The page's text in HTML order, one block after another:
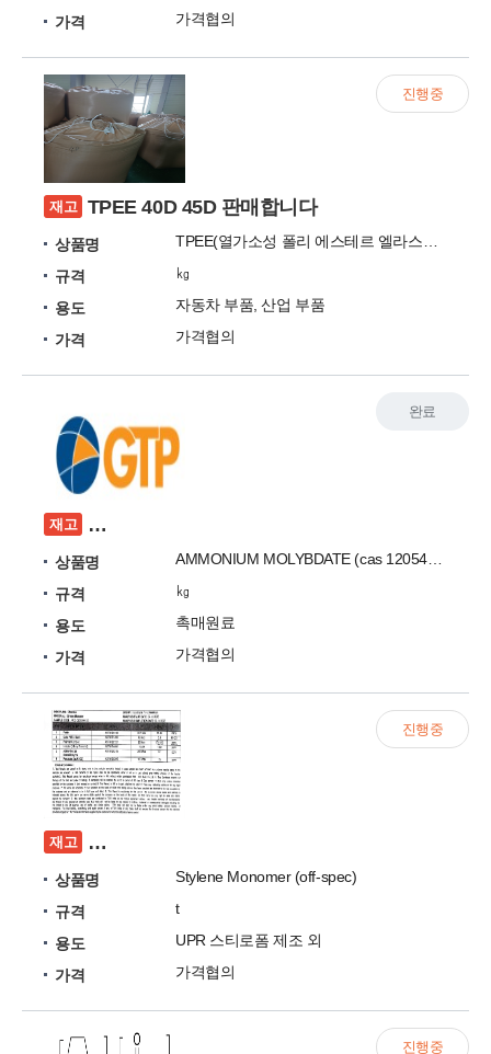
가격
가격협의
재고 TPEE 40D 45D 판매합니다
상품명
규격
㎏
용도
자동차 부품, 산업 부품
가격
가격협의
진행중
재고 AMMONIUM MOLYBDATE (cas 12054-85-
상품명
AMMONIUM MOLYBDATE (cas 12054-85-2), Ammonium Metavanadate (7803-55-6), Ammonium ParaTungstate(11120-25-5)
규격
㎏
용도
촉매원료
가격
가격협의
완료
재고 선박탱크에 적재되어있는 Stylene Monomer
상품명
Stylene Monomer (off-spec)
규격
t
용도
UPR 스티로폼 제조 외
가격
가격협의
진행중
진행중